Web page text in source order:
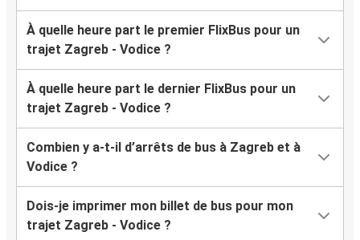
À quelle heure part le premier FlixBus pour un
trajet Zagreb - Vodice ?
À quelle heure part le dernier FlixBus pour un
trajet Zagreb - Vodice ?
Combien y a-t-il d’arrêts de bus à Zagreb et à
Vodice ?
Dois-je imprimer mon billet de bus pour mon
trajet Zagreb - Vodice ?